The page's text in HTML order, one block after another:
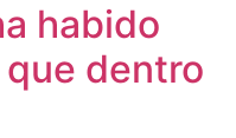
habido
dentro